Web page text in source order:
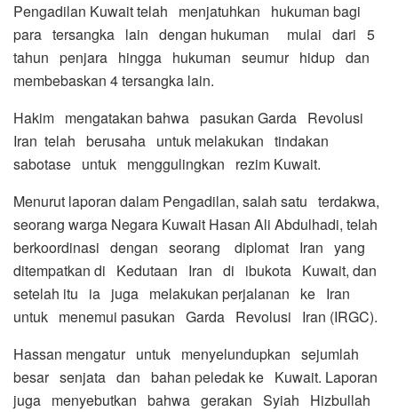
Pengadilan Kuwait telah menjatuhkan hukuman bagi
para tersangka lain dengan hukuman mulai dari 5
tahun penjara hingga hukuman seumur hidup dan
membebaskan 4 tersangka lain.
Hakim mengatakan bahwa pasukan Garda Revolusi
Iran telah berusaha untuk melakukan tindakan
sabotase untuk menggulingkan rezim Kuwait.
Menurut laporan dalam Pengadilan, salah satu terdakwa,
seorang warga Negara Kuwait Hasan Ali Abdulhadi, telah
berkoordinasi dengan seorang diplomat Iran yang
ditempatkan di Kedutaan Iran di ibukota Kuwait, dan
setelah itu ia juga melakukan perjalanan ke Iran
untuk menemui pasukan Garda Revolusi Iran (IRGC).
Hassan mengatur untuk menyelundupkan sejumlah
besar senjata dan bahan peledak ke Kuwait. Laporan
juga menyebutkan bahwa gerakan Syiah Hizbullah